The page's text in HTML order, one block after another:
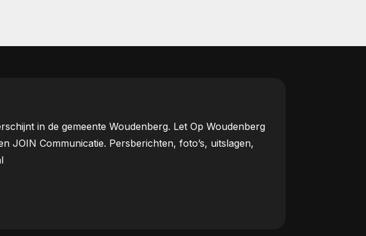
in de gemeente Woudenberg. Let Op Woudenberg
JOIN Communicatie. Persberichten, foto’s, uitslagen,